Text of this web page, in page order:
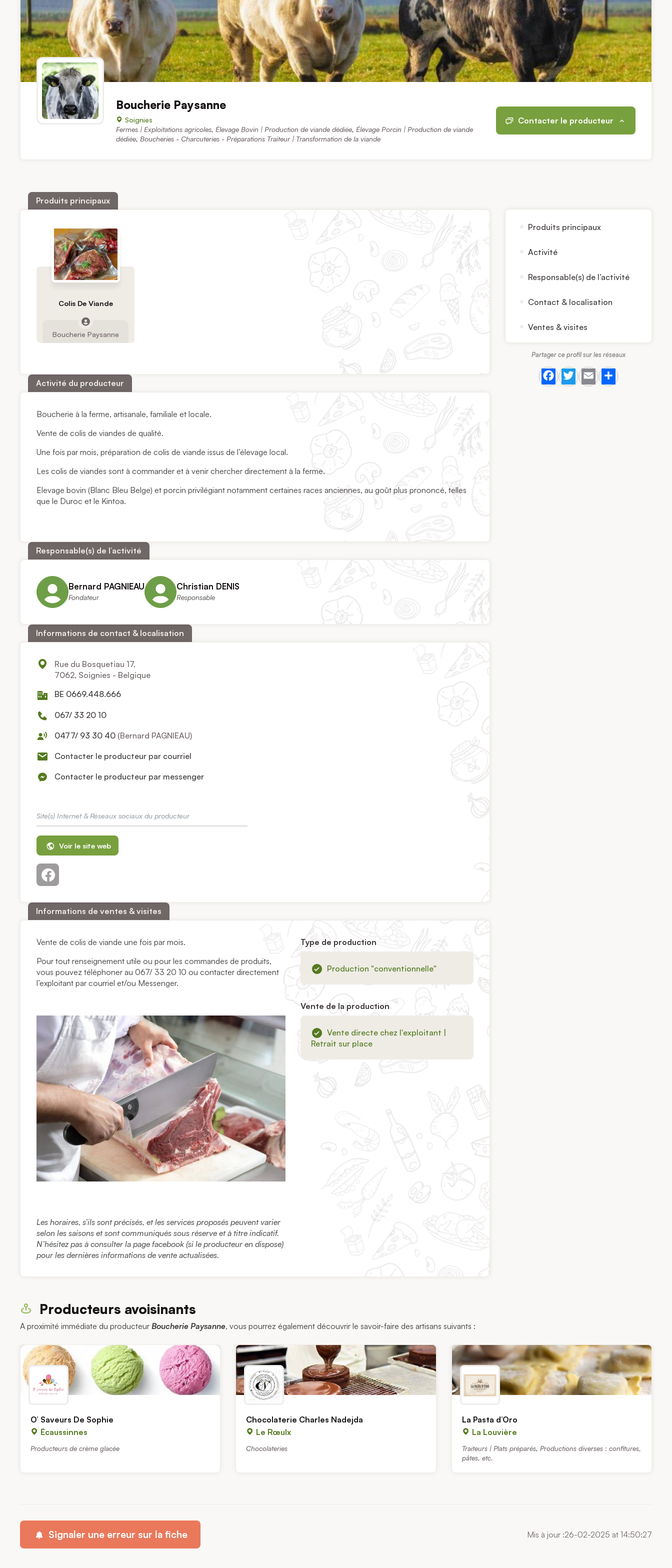
Boucherie Paysanne
Soignies
Fermes | Exploitations agricoles, Élevage Bovin | Production de viande dédiée, Élevage Porcin | Production de viande
dédiée, Boucheries - Charcuteries - Préparations Traiteur | Transformation de la viande
Contacter le producteur
Produits principaux
Colis De Viande
Boucherie Paysanne
Activité du producteur
Boucherie à la ferme, artisanale, familiale et locale.
Vente de colis de viandes de qualité.
Une fois par mois, préparation de colis de viande issus de l’élevage local.
Les colis de viandes sont à commander et à venir chercher directement à la ferme.
Elevage bovin (Blanc Bleu Belge) et porcin privilégiant notamment certaines races anciennes, au goût plus prononcé, telles
que le Duroc et le Kintoa.
Responsable(s) de l’activité
Bernard PAGNIEAU
Fondateur
Christian DENIS
Responsable
Informations de contact & localisation
Rue du Bosquetiau 17,
7062, Soignies - Belgique
BE 0669.448.666
067/ 33 20 10
0477/ 93 30 40 (Bernard PAGNIEAU)
Contacter le producteur par courriel
Contacter le producteur par messenger
Site(s) Internet & Réseaux sociaux du producteur
Voir le site web
Informations de ventes & visites
Vente de colis de viande une fois par mois.
Pour tout renseignement utile ou pour les commandes de produits,
vous pouvez téléphoner au 067/ 33 20 10 ou contacter directement
l’exploitant par courriel et/ou Messenger.
Les horaires, s’ils sont précisés, et les services proposés peuvent varier
selon les saisons et sont communiqués sous réserve et à titre indicatif.
N’hésitez pas à consulter la page facebook (si le producteur en dispose)
pour les dernières informations de vente actualisées.
Type de production
Production "conventionnelle"
Vente de la production
Vente directe chez l'exploitant |
Retrait sur place
Produits principaux
Activité
Responsable(s) de l’activité
Contact & localisation
Ventes & visites
Partager ce profil sur les réseaux
Facebook
Twitter
EmailShare
Producteurs avoisinants
A proximité immédiate du producteurBoucherie Paysanne, vous pourrez également découvrir le savoir-faire des artisans suivants :
O’ Saveurs De Sophie
Écaussinnes
Producteurs de crème glacée
Chocolaterie Charles Nadejda
Le Rœulx
Chocolateries
La Pasta d’Oro
La Louvière
Traiteurs | Plats préparés, Productions diverses : confitures,
pâtes, etc.
Signaler une erreur sur la fiche Mis à jour :26-02-2025 at 14:50:27